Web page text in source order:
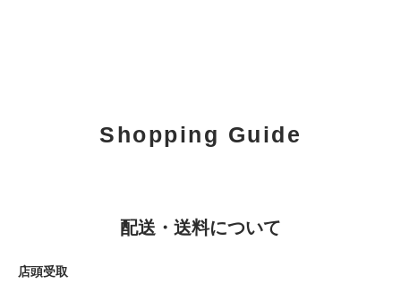
Shopping Guide
配送・送料について
店頭受取